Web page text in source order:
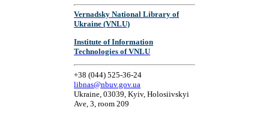
Vernadsky National Library of
Ukraine (VNLU)
Institute of Information
Technologies of VNLU
+38 (044) 525-36-24
libnas@nbuv.gov.ua
Ukraine, 03039, Kyiv, Holosiivskyi
Ave, 3, room 209